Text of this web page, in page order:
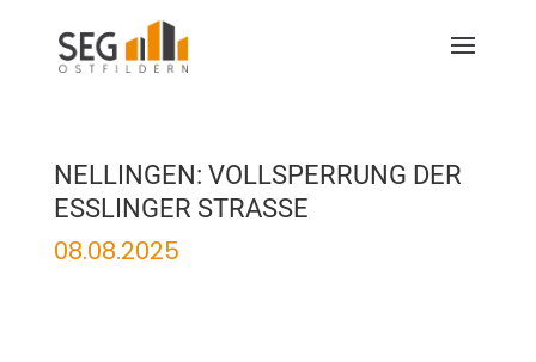
NELLINGEN: VOLLSPERRUNG DER
ESSLINGER STRASSE
08.08.2025